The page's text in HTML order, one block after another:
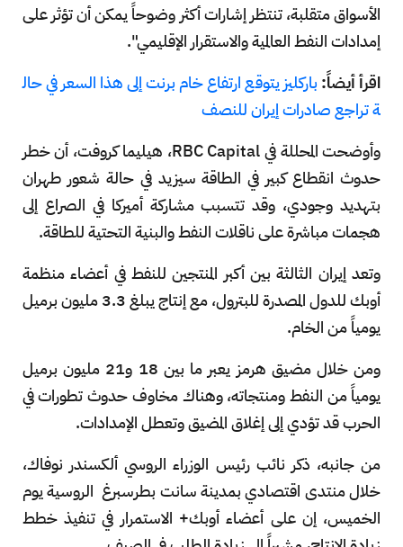
الأسواق متقلبة، تنتظر إشارات أكثر وضوحاً يمكن أن تؤثر على
إمدادات النفط العالمية والاستقرار الإقليمي".
اقرأ أيضاً:باركليز يتوقع ارتفاع خام برنت إلى هذا السعر في حال
ة تراجع صادرات إيران للنصف
وأوضحت المحللة في RBC Capital، هيليما كروفت، أن خطر
حدوث انقطاع كبير في الطاقة سيزيد في حالة شعور طهران
بتهديد وجودي، وقد تتسبب مشاركة أميركا في الصراع إلى
هجمات مباشرة على ناقلات النفط والبنية التحتية للطاقة.
وتعد إيران الثالثة بين أكبر المنتجين للنفط في أعضاء منظمة
أوبك للدول المصدرة للبترول، مع إنتاج يبلغ 3.3 مليون برميل
يومياً من الخام.
ومن خلال مضيق هرمز يعبر ما بين 18 و21 مليون برميل
يومياً من النفط ومنتجاته، وهناك مخاوف حدوث تطورات في
الحرب قد تؤدي إلى إغلاق المضيق وتعطل الإمدادات.
من جانبه، ذكر نائب رئيس الوزراء الروسي ألكسندر نوفاك،
خلال منتدى اقتصادي بمدينة سانت بطرسبرغ الروسية يوم
الخميس، إن على أعضاء أوبك+ الاستمرار في تنفيذ خطط